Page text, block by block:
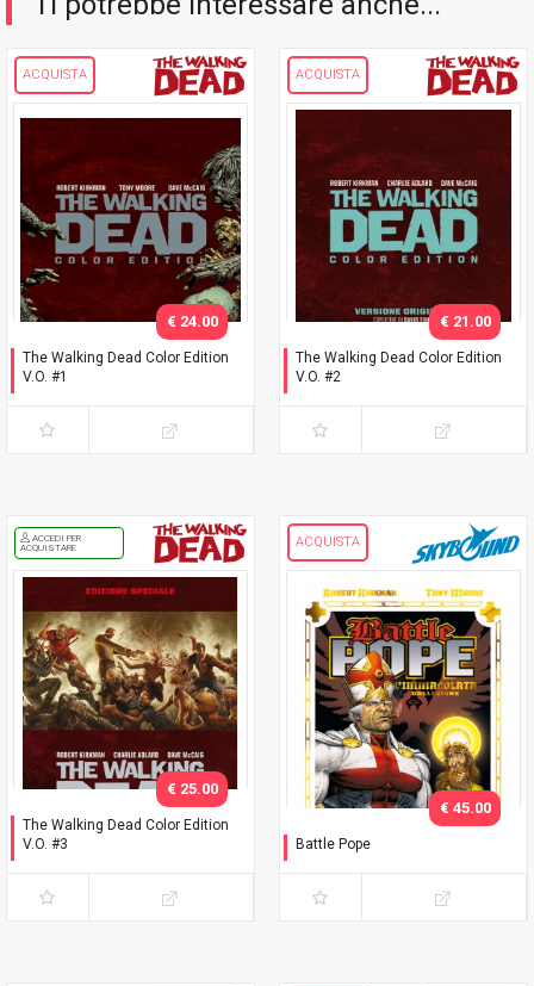
ACQUISTA
The Walking Dead Color Edition
V.O. #1
"David Finch"
€ 24.00
ACQUISTA
The Walking Dead Color Edition
V.O. #2
€ 21.00
ACCEDI PER
ACQUISTARE
The Walking Dead Color Edition
V.O. #3
Rapoza"
€ 25.00
ACQUISTA
Battle Pope
€ 45.00